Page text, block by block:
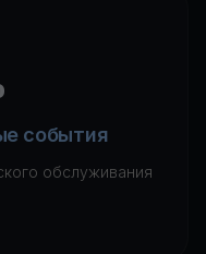
события
обслуживания